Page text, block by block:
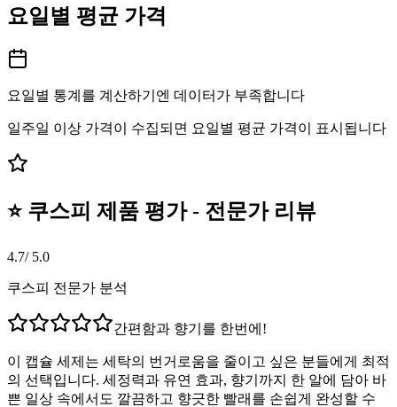
요일별 평균 가격
요일별 통계를 계산하기엔 데이터가 부족합니다
일주일 이상 가격이 수집되면 요일별 평균 가격이 표시됩니다
⭐ 쿠스피 제품 평가 - 전문가 리뷰
4.7/ 5.0
쿠스피 전문가 분석
간편함과 향기를 한번에!
이 캡슐 세제는 세탁의 번거로움을 줄이고 싶은 분들에게 최적
의 선택입니다. 세정력과 유연 효과, 향기까지 한 알에 담아 바
쁜 일상 속에서도 깔끔하고 향긋한 빨래를 손쉽게 완성할 수